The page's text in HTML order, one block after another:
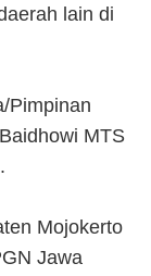
lain di
Pimpinan
MTS
Mojokerto
Jawa